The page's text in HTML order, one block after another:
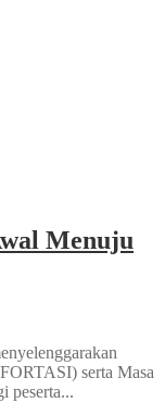
Menuju
serta Masa
peserta...